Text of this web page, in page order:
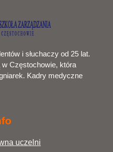
i słuchaczy od 25 lat.
Częstochowie, która
Kadry medyczne
uczelni